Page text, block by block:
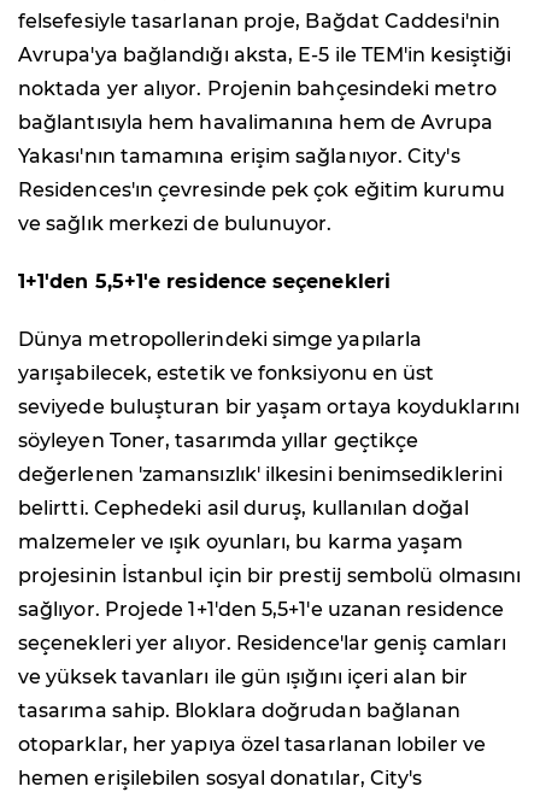
felsefesiyle tasarlanan proje, Bağdat Caddesi'nin
Avrupa'ya bağlandığı aksta, E-5 ile TEM'in kesiştiği
noktada yer alıyor. Projenin bahçesindeki metro
bağlantısıyla hem havalimanına hem de Avrupa
Yakası'nın tamamına erişim sağlanıyor. City's
Residences'ın çevresinde pek çok eğitim kurumu
ve sağlık merkezi de bulunuyor.
1+1'den 5,5+1'e residence seçenekleri
Dünya metropollerindeki simge yapılarla
yarışabilecek, estetik ve fonksiyonu en üst
seviyede buluşturan bir yaşam ortaya koyduklarını
söyleyen Toner, tasarımda yıllar geçtikçe
değerlenen 'zamansızlık' ilkesini benimsediklerini
belirtti. Cephedeki asil duruş, kullanılan doğal
malzemeler ve ışık oyunları, bu karma yaşam
projesinin İstanbul için bir prestij sembolü olmasını
sağlıyor. Projede 1+1'den 5,5+1'e uzanan residence
seçenekleri yer alıyor. Residence'lar geniş camları
ve yüksek tavanları ile gün ışığını içeri alan bir
tasarıma sahip. Bloklara doğrudan bağlanan
otoparklar, her yapıya özel tasarlanan lobiler ve
hemen erişilebilen sosyal donatılar, City's